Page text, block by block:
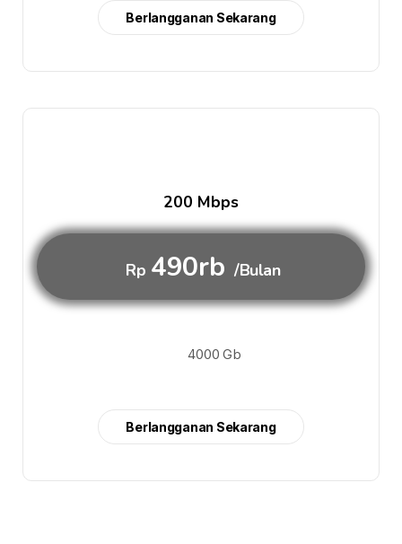
Berlangganan Sekarang
200 Mbps
Rp 490rb /Bulan
4000 Gb
Berlangganan Sekarang